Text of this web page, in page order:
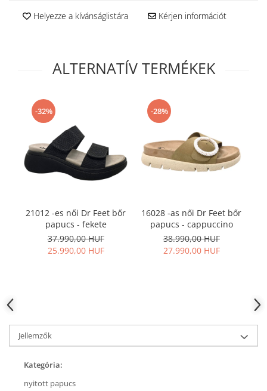
Helyezze a kívánságlistára Kérjen információt
ALTERNATÍV TERMÉKEK
-32%
21012 -es női Dr Feet bőr
papucs - fekete
37.990,00 HUF
25.990,00 HUF
-28%
16028 -as női Dr Feet bőr
papucs - cappuccino
38.990,00 HUF
27.990,00 HUF
Jellemzők
Kategória:
nyitott papucs